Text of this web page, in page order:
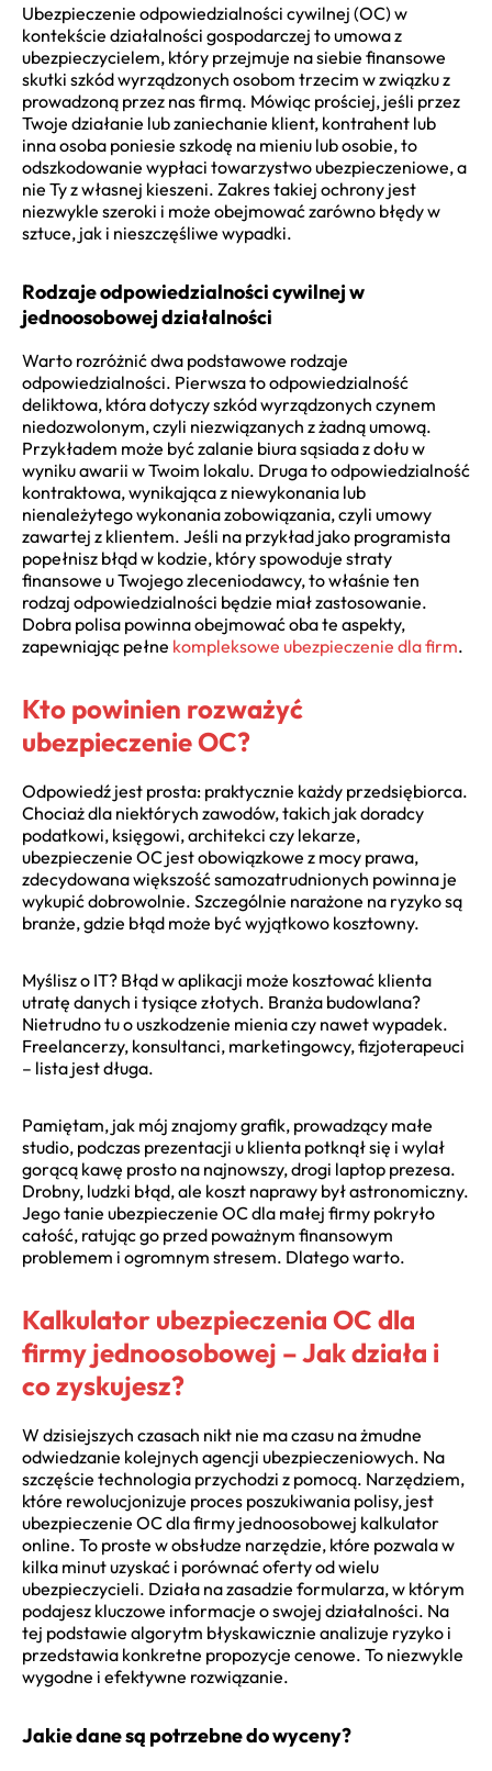
Ubezpieczenie odpowiedzialności cywilnej (OC) w
kontekście działalności gospodarczej to umowa z
ubezpieczycielem, który przejmuje na siebie finansowe
skutki szkód wyrządzonych osobom trzecim w związku z
prowadzoną przez nas firmą. Mówiąc prościej, jeśli przez
Twoje działanie lub zaniechanie klient, kontrahent lub
inna osoba poniesie szkodę na mieniu lub osobie, to
odszkodowanie wypłaci towarzystwo ubezpieczeniowe, a
nie Ty z własnej kieszeni. Zakres takiej ochrony jest
niezwykle szeroki i może obejmować zarówno błędy w
sztuce, jak i nieszczęśliwe wypadki.
Rodzaje odpowiedzialności cywilnej w
jednoosobowej działalności
Warto rozróżnić dwa podstawowe rodzaje
odpowiedzialności. Pierwsza to odpowiedzialność
deliktowa, która dotyczy szkód wyrządzonych czynem
niedozwolonym, czyli niezwiązanych z żadną umową.
Przykładem może być zalanie biura sąsiada z dołu w
wyniku awarii w Twoim lokalu. Druga to odpowiedzialność
kontraktowa, wynikająca z niewykonania lub
nienależytego wykonania zobowiązania, czyli umowy
zawartej z klientem. Jeśli na przykład jako programista
popełnisz błąd w kodzie, który spowoduje straty
finansowe u Twojego zleceniodawcy, to właśnie ten
rodzaj odpowiedzialności będzie miał zastosowanie.
Dobra polisa powinna obejmować oba te aspekty,
zapewniając pełne kompleksowe ubezpieczenie dla firm.
Kto powinien rozważyć
ubezpieczenie OC?
Odpowiedź jest prosta: praktycznie każdy przedsiębiorca.
Chociaż dla niektórych zawodów, takich jak doradcy
podatkowi, księgowi, architekci czy lekarze,
ubezpieczenie OC jest obowiązkowe z mocy prawa,
zdecydowana większość samozatrudnionych powinna je
wykupić dobrowolnie. Szczególnie narażone na ryzyko są
branże, gdzie błąd może być wyjątkowo kosztowny.
Myślisz o IT? Błąd w aplikacji może kosztować klienta
utratę danych i tysiące złotych. Branża budowlana?
Nietrudno tu o uszkodzenie mienia czy nawet wypadek.
Freelancerzy, konsultanci, marketingowcy, fizjoterapeuci
– lista jest długa.
Pamiętam, jak mój znajomy grafik, prowadzący małe
studio, podczas prezentacji u klienta potknął się i wylał
gorącą kawę prosto na najnowszy, drogi laptop prezesa.
Drobny, ludzki błąd, ale koszt naprawy był astronomiczny.
Jego tanie ubezpieczenie OC dla małej firmy pokryło
całość, ratując go przed poważnym finansowym
problemem i ogromnym stresem. Dlatego warto.
Kalkulator ubezpieczenia OC dla
firmy jednoosobowej – Jak działa i
co zyskujesz?
W dzisiejszych czasach nikt nie ma czasu na żmudne
odwiedzanie kolejnych agencji ubezpieczeniowych. Na
szczęście technologia przychodzi z pomocą. Narzędziem,
które rewolucjonizuje proces poszukiwania polisy, jest
ubezpieczenie OC dla firmy jednoosobowej kalkulator
online. To proste w obsłudze narzędzie, które pozwala w
kilka minut uzyskać i porównać oferty od wielu
ubezpieczycieli. Działa na zasadzie formularza, w którym
podajesz kluczowe informacje o swojej działalności. Na
tej podstawie algorytm błyskawicznie analizuje ryzyko i
przedstawia konkretne propozycje cenowe. To niezwykle
wygodne i efektywne rozwiązanie.
Jakie dane są potrzebne do wyceny?